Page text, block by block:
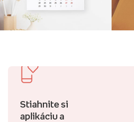
Stiahnite si
aplikáciu a